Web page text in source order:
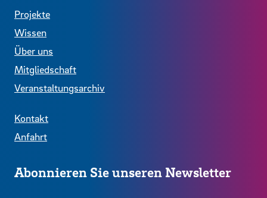
Abonnieren Sie unseren Newsletter
Projekte
Wissen
Über uns
Mitgliedschaft
Veranstaltungsarchiv
Kontakt
Anfahrt